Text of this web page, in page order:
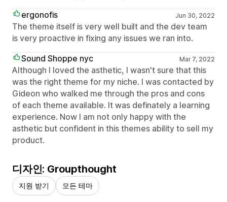
ergonofis
Jun 30, 2022
The theme itself is very well built and the dev team
is very proactive in fixing any issues we ran into.
Sound Shoppe nyc
Mar 7, 2022
Although I loved the asthetic, I wasn't sure that this
was the right theme for my niche. I was contacted by
Gideon who walked me through the pros and cons
of each theme available. It was definately a learning
experience. Now I am not only happy with the
asthetic but confident in this themes ability to sell my
product.
디자인: Groupthought
지원 받기 모든 테마